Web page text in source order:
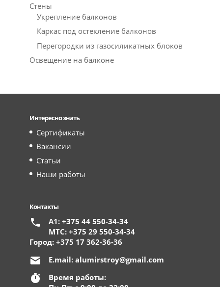
Стены
Укрепление балконов
Каркас под остекление балконов
Перегородки из газосиликатных блоков
Освещение на балконе
Интересно знать
Сертификаты
Вакансии
Статьи
Наши работы
Контакты
А1: +375 44 550-34-34
МТС: +375 29 550-34-34
Город: +375 17 362-36-36
E.mail: alumirstroy@gmail.com
Время работы: